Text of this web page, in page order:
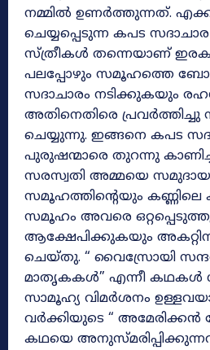
നമ്മിൽ ഉണർത്തുന്നത്.
ചെയ്യപ്പെടുന്ന കപട
സ്ത്രീകൾ തന്നെയാണ്
പലപ്പോഴും സമൂഹത്തെ
സദാചാരം നടിക്കുകയും
അതിനെതിരെ
ചെയ്യുന്നു. ഇങ്ങനെ കപട
പുരുഷന്മാരെ തുറന്നു
സരസ്വതി അമ്മയെ
സമൂഹത്തിന്റെയും കണ്ണിലെ
സമൂഹം അവരെ
ആക്ഷേപിക്കുകയും
ചെയ്തു. “ വൈസ്രോയി
മാതൃകകൾ” എന്നീ കഥകൾ
സാമൂഹ്യ വിമർശനം
വർക്കിയുടെ “
കഥയെ